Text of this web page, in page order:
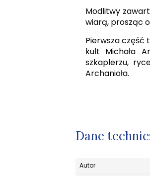
Modlitwy
wiarą, prosząc
Pierwsza część
kult Michała
szkaplerzu,
Archanioła.
Dane
Autor